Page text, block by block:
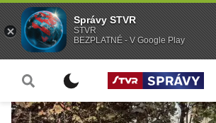
Správy STVR
STVR
BEZPLATNÉ - V Google Play